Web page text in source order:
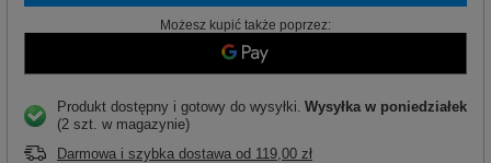
Możesz kupić także poprzez:
Produkt dostępny i gotowy do wysyłki Wysyłka w poniedziałek
(2 szt. w magazynie)
Darmowa i szybka dostawa od 119,00 zł